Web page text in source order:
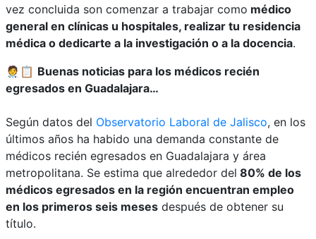
vez concluida son comenzar a trabajar como médico
general en clínicas u hospitales, realizar tu residencia
médica o dedicarte a la investigación o a la docencia.
🧑‍⚕️📋 Buenas noticias para los médicos recién
egresados en Guadalajara…
Según datos del Observatorio Laboral de Jalisco, en los
últimos años ha habido una demanda constante de
médicos recién egresados en Guadalajara y área
metropolitana. Se estima que alrededor del 80% de los
médicos egresados en la región encuentran empleo
en los primeros seis meses después de obtener su
título.